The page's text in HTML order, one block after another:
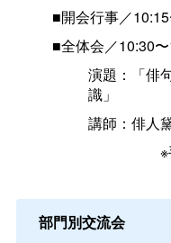
■開会行事／
■全体会／10:30
演題：「俳
識」
講師：俳人
部門別交流会